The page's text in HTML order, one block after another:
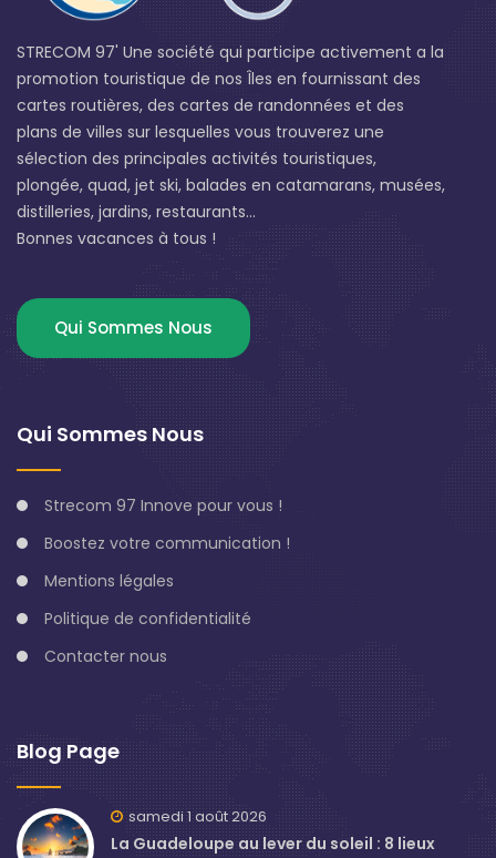
STRECOM 97' Une société qui participe activement a la
promotion touristique de nos Îles en fournissant des
cartes routières, des cartes de randonnées et des
plans de villes sur lesquelles vous trouverez une
sélection des principales activités touristiques,
plongée, quad, jet ski, balades en catamarans, musées,
distilleries, jardins, restaurants...
Bonnes vacances à tous !
Qui Sommes Nous
Qui Sommes Nous
Strecom 97 Innove pour vous !
Boostez votre communication !
Mentions légales
Politique de confidentialité
Contacter nous
Blog Page
samedi 1 août 2026
La Guadeloupe au lever du soleil : 8 lieux